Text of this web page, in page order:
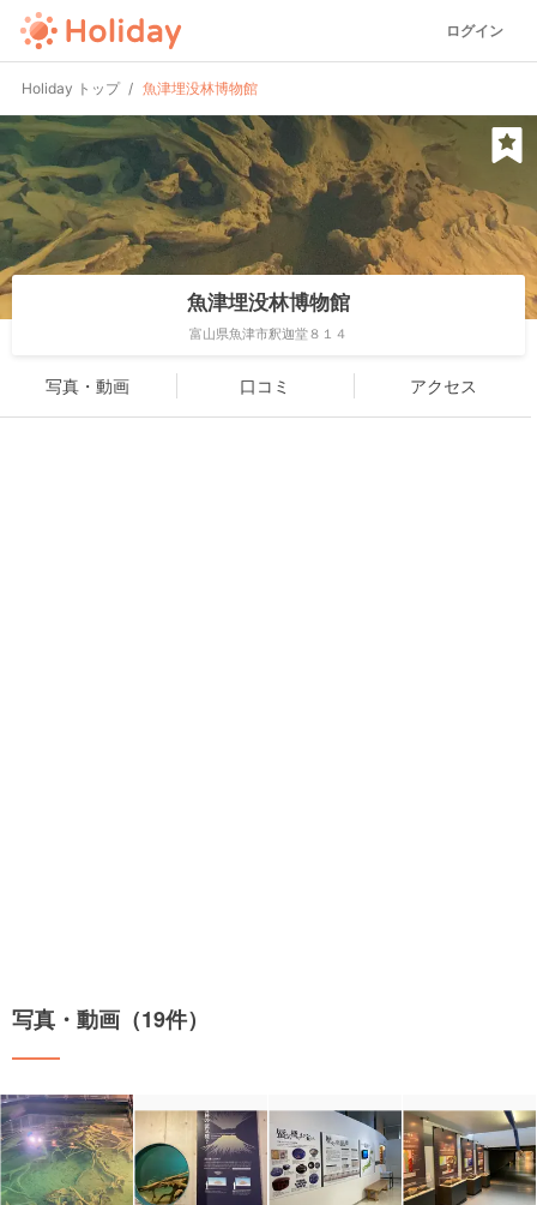
ログイン
Holiday トップ 魚津埋没林博物館
魚津埋没林博物館
富山県魚津市釈迦堂８１４
写真・動画 口コミ アクセス
写真・動画（19件）